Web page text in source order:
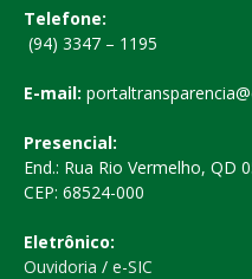
Telefone:
(94) 3347 – 1195
E-mail:
Presencial:
End.: Rua Rio Vermelho, QD
CEP: 68524-000
Eletrônico:
Ouvidoria / e-SIC